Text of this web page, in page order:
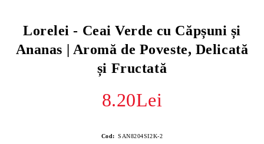
Lorelei - Ceai Verde cu Căpșuni și
Ananas | Aromă de Poveste, Delicată
și Fructată
8.20Lei
Cod: SAN8204SI2K-2